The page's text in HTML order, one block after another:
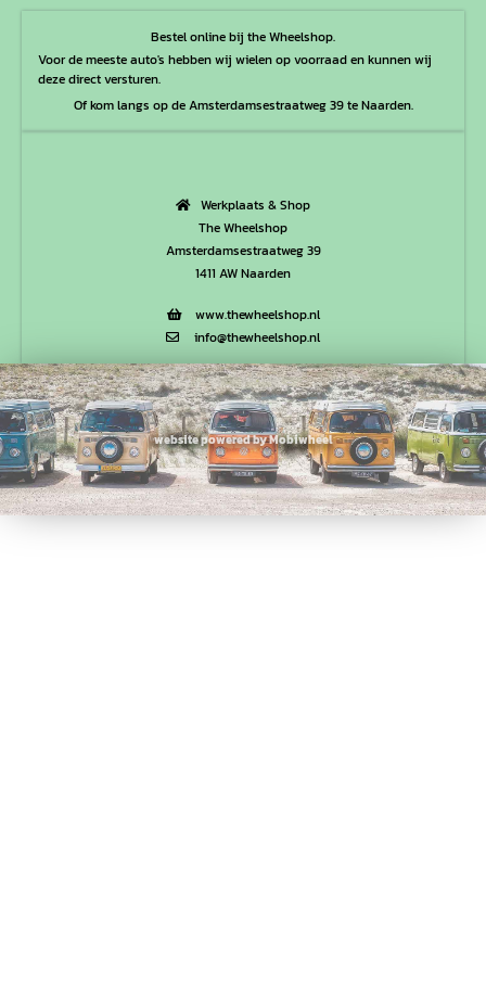
Bestel online bij the Wheelshop.
Voor de meeste auto's hebben wij wielen op voorraad en kunnen wij
deze direct versturen.
Of kom langs op de Amsterdamsestraatweg 39 te Naarden.
Werkplaats & Shop
The Wheelshop
Amsterdamsestraatweg 39
1411 AW Naarden
www.thewheelshop.nl
info@thewheelshop.nl
website powered by Mobiwheel